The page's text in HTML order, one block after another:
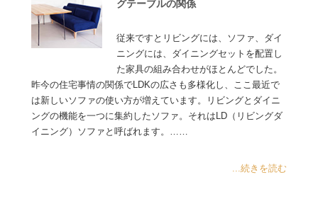
グテーブルの関係
従来ですとリビングには、ソファ、ダイ
ニングには、ダイニングセットを配置し
た家具の組み合わせがほとんどでした。
昨今の住宅事情の関係でLDKの広さも多様化し、ここ最近で
は新しいソファの使い方が増えています。リビングとダイニ
ングの機能を一つに集約したソファ。それはLD（リビングダ
イニング）ソファと呼ばれます。……
...続きを読む